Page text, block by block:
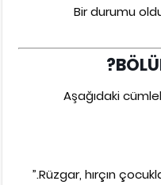
5. Bir durumu
Aşağıdaki
“Rüzgar, hırçın çocuklar gibi camlara vuruyordu.”